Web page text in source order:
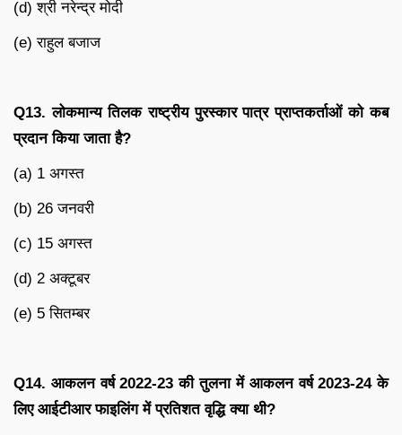
(d) श्री नरेन्द्र मोदी
(e) राहुल बजाज
Q13.लोकमान्य तिलक राष्ट्रीय पुरस्कार पात्र प्राप्तकर्ताओं को कब
प्रदान किया जाता है?
(a) 1 अगस्त
(b) 26 जनवरी
(c) 15 अगस्त
(d) 2 अक्टूबर
(e) 5 सितम्बर
Q14. आकलन वर्ष 2022-23की तुलना में आकलन वर्ष 2023-24के
लिए आईटीआर फाइलिंग में प्रतिशत वृद्धि क्या थी?